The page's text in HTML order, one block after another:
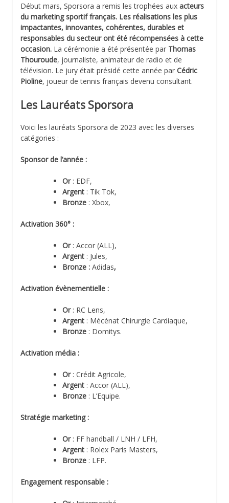
Début mars, Sporsora a remis les trophées aux acteurs
du marketing sportif français. Les réalisations les plus
impactantes, innovantes, cohérentes, durables et
responsables du secteur ont été récompensées à cette
occasion. La cérémonie a été présentée par Thomas
Thouroude, journaliste, animateur de radio et de
télévision. Le jury était présidé cette année par Cédric
Pioline, joueur de tennis français devenu consultant.
Les Lauréats Sporsora
Voici les lauréats Sporsora de 2023 avec les diverses
catégories :
Sponsor de l’année :
Or : EDF,
Argent : Tik Tok,
Bronze : Xbox,
Activation 360° :
Or : Accor (ALL),
Argent : Jules,
Bronze : Adidas,
Activation évènementielle :
Or : RC Lens,
Argent : Mécénat Chirurgie Cardiaque,
Bronze : Domitys.
Activation média :
Or : Crédit Agricole,
Argent : Accor (ALL),
Bronze : L’Equipe.
Stratégie marketing:
Or : FF handball / LNH / LFH,
Argent : Rolex Paris Masters,
Bronze : LFP.
Engagement responsable :